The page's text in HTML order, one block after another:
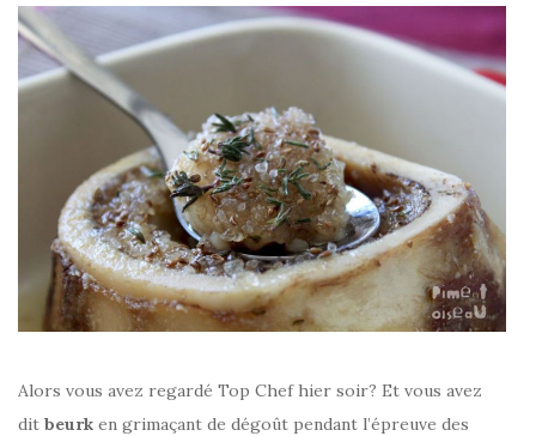
Alors vous avez regardé Top Chef hier soir? Et vous avez
dit beurk en grimaçant de dégoût pendant l’épreuve des